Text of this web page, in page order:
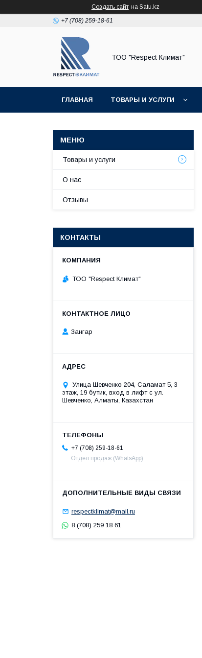
Создать сайт на Satu.kz
+7 (708) 259-18-61
ТОО "Respect Климат"
ГЛАВНАЯ ТОВАРЫ И УСЛУГИ
Товары и услуги
О нас
Отзывы
КОНТАКТЫ
ТОО "Respect Климат"
Зангар
​Улица Шевченко 204, Саламат 5, ​3
этаж, 19 бутик, вход в лифт с ул.
Шевченко, Алматы, Казахстан
+7 (708) 259-18-61
Отдел продаж (WhatsApp)
respectklimat@mail.ru
8 (708) 259 18 61